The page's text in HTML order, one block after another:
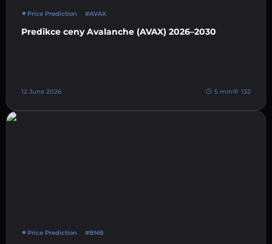
Price Prediction #AVAX
Predikce ceny Avalanche (AVAX) 2026–2030
12 June 2026 5 min 132
Price Prediction #BNB